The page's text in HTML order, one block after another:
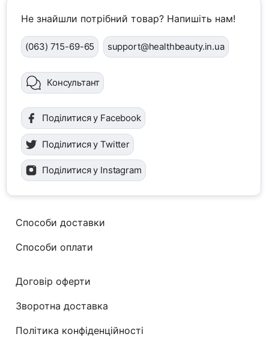
Не знайшли потрібний товар? Напишіть нам!
(063) 715-69-65 support@healthbeauty.in.ua
Консультант
Поділитися у Facebook
Поділитися у Twitter
Поділитися у Instagram
Способи доставки
Способи оплати
Договір оферти
Зворотна доставка
Політика конфіденційності